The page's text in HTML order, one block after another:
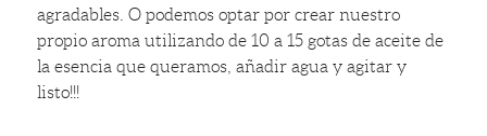
agradables. O podemos optar por crear nuestro
propio aroma utilizando de 10 a 15 gotas de aceite de
la esencia que queramos, añadir agua y agitar y
listo!!!